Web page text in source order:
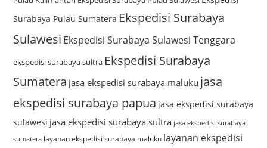
Surabaya Pulau Sumatera Ekspedisi Surabaya
Sulawesi Ekspedisi Surabaya Sulawesi Tenggara
ekspedisi surabaya sultra Ekspedisi Surabaya
Sumatera jasa ekspedisi surabaya maluku jasa
ekspedisi surabaya papua jasa ekspedisi surabaya
sulawesi jasa ekspedisi surabaya sultra jasa ekspedisi surabaya
sumatera layanan ekspedisi surabaya maluku layanan ekspedisi